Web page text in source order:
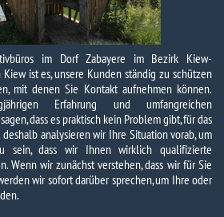
im Dorf Zabayere im Bezirk Kiew-
ist es, unsere Kunden ständig zu schützen
mit denen Sie Kontakt aufnehmen können.
Erfahrung und umfangreichen
dass es praktisch kein Problem gibt, für das
analysieren wir Ihre Situation vorab, um
sein, dass wir Ihnen wirklich qualifizierte
Wenn wir zunächst verstehen, dass wir für Sie
wir sofort darüber sprechen, um Ihre oder